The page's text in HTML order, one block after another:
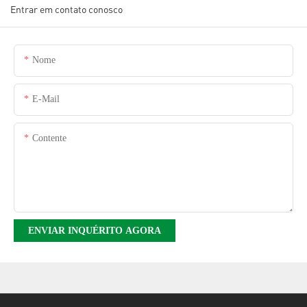
Entrar em contato conosco
Nome
E-Mail
Contente
ENVIAR INQUÉRITO AGORA